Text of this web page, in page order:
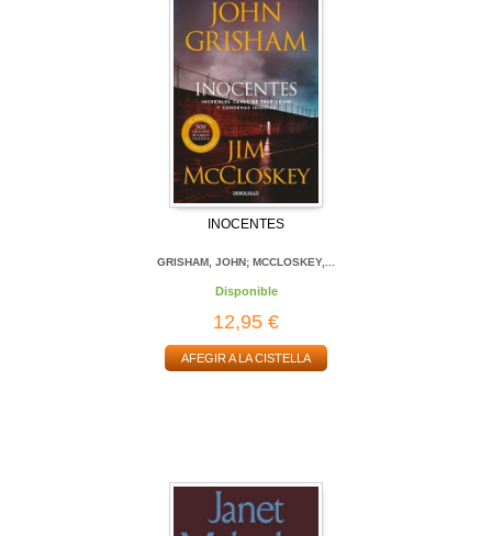
INOCENTES
GRISHAM, JOHN; MCCLOSKEY,...
Disponible
12,95 €
AFEGIR A LA CISTELLA